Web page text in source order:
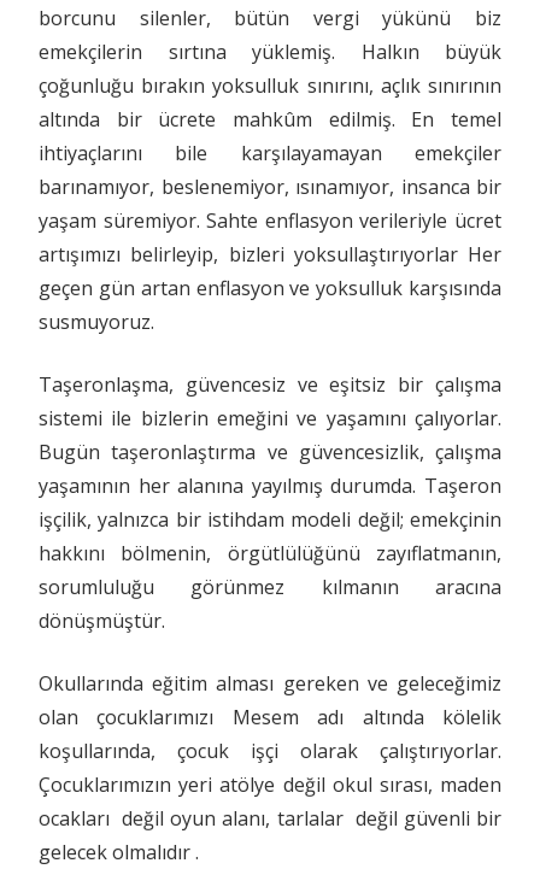
borcunu silenler, bütün vergi yükünü biz
emekçilerin sırtına yüklemiş. Halkın büyük
çoğunluğu bırakın yoksulluk sınırını, açlık sınırının
altında bir ücrete mahkûm edilmiş. En temel
ihtiyaçlarını bile karşılayamayan emekçiler
barınamıyor, beslenemiyor, ısınamıyor, insanca bir
yaşam süremiyor. Sahte enflasyon verileriyle ücret
artışımızı belirleyip, bizleri yoksullaştırıyorlar Her
geçen gün artan enflasyon ve yoksulluk karşısında
susmuyoruz.
Taşeronlaşma, güvencesiz ve eşitsiz bir çalışma
sistemi ile bizlerin emeğini ve yaşamını çalıyorlar.
Bugün taşeronlaştırma ve güvencesizlik, çalışma
yaşamının her alanına yayılmış durumda. Taşeron
işçilik, yalnızca bir istihdam modeli değil; emekçinin
hakkını bölmenin, örgütlülüğünü zayıflatmanın,
sorumluluğu görünmez kılmanın aracına
dönüşmüştür.
Okullarında eğitim alması gereken ve geleceğimiz
olan çocuklarımızı Mesem adı altında kölelik
koşullarında, çocuk işçi olarak çalıştırıyorlar.
Çocuklarımızın yeri atölye değil okul sırası, maden
ocakları değil oyun alanı, tarlalar değil güvenli bir
gelecek olmalıdır .